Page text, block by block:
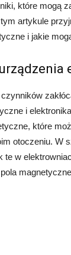
które mogą
tym artykule
i jakie
i
które
otoczeniu. W
te w